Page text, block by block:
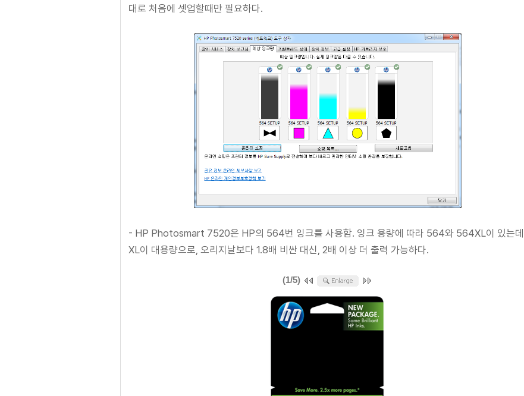
대로 처음에 셋업할때만 필요하다.
- HP Photosmart 7520은 HP의 564번 잉크를 사용함. 잉크 용량에 따라 564와 564XL이 있는데
XL이 대용량으로, 오리지날보다 1.8배 비싼 대신, 2배 이상 더 출력 가능하다.
(1/5)